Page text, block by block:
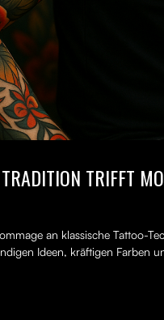
TRIFFT
an klassische Tattoo-
Ideen, kräftigen Farben